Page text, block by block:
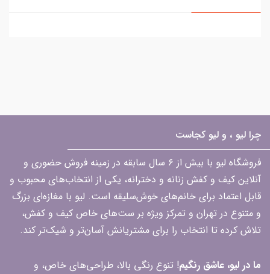
چرا لیو ، و لیو کجاست
فروشگاه لیو با بیش از ۶ سال سابقه در زمینه فروش حضوری و
آنلاین کیف و کفش زنانه و دخترانه، یکی از انتخاب‌های محبوب و
قابل اعتماد برای خانم‌های خوش‌سلیقه است. لیو با مغازه‌ای بزرگ
و متنوع در تهران و تمرکز ویژه بر ست‌های خاص کیف و کفش،
تلاش کرده تا انتخاب را برای مشتریانش آسان‌تر و شیک‌تر کند.
ما در لیو، عاشق رنگیم! تنوع رنگی بالا، طراحی‌های خاص، و